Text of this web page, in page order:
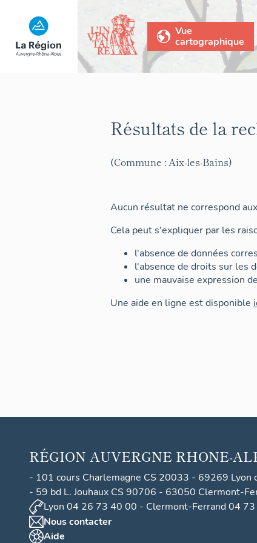
Vue
cartographique
Résultats de la
(Commune : Aix-les-Bains)
Aucun résultat ne correspond
Cela peut s'expliquer par les
l'absence de données
l'absence de droits sur les
une mauvaise expression
Une aide en ligne est disponible
RÉGION AUVERGNE RHONE-
- 101 cours Charlemagne CS 20033 - 69269 Lyon
- 59 bd L. Jouhaux CS 90706 - 63050 Clermont-
Lyon 04 26 73 40 00 - Clermont-Ferrand 04
Nous contacter
Aide